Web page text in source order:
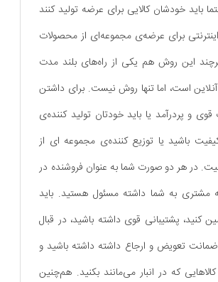
باید خودشان کالایی برای عرضه تولید کنند
برای عرضه‌ی مجموعه‌‌ای از محصولات
این روش هم یکی از راه‌های بلند مدت
آنلاین است، اما تنها روش نیست. برای داشتن
و پردرآمد یا باید خودتان تولید کننده‌ی
باشید یا توزیع کننده‌ی مجموعه ای از
در هر دو صورت شما به عنوان فروشنده در
مشتری به شما داشته مسئول هستید. باید
کنید، پشتیبانی قوی داشته باشید، در قبال
تعویض و ارجاع داشته داشته باشید و
که در انبار می‌مانند بکنید. هم‌چنین